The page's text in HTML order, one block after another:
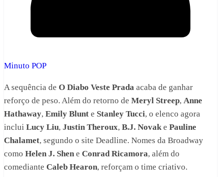
Minuto POP
A sequência de O Diabo Veste Prada acaba de ganhar
reforço de peso. Além do retorno de Meryl Streep, Anne
Hathaway, Emily Blunt e Stanley Tucci, o elenco agora
inclui Lucy Liu, Justin Theroux, B.J. Novake Pauline
Chalamet, segundo o site Deadline. Nomes da Broadway
como Helen J. Shen e Conrad Ricamora, além do
comediante Caleb Hearon, reforçam o time criativo.